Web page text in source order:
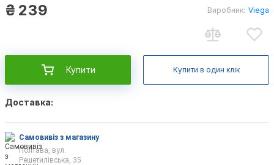
₴ 239 Виробник: Viega
Купити Купити в один клік
Доставка:
Самовивіз з магазину
Полтава, вул.
Решетилівська, 35